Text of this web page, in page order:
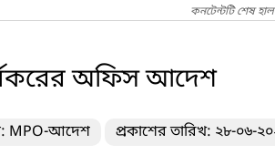
কনটেন্টটি শেষ
অফিস আদেশ
MPO-আদেশ প্রকাশের তারিখ: ২৮-০৬-